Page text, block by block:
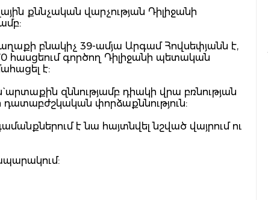
քննչական վարչության Դիլիջանի
բնակիչ 39-ամյա Արգամ Հովսեփյանն է,
հասցեում գործող Դիլիջանի պետական
է:
զննությամբ դիակի վրա բռնության
դատաբժշկական փորձաքննություն:
է նա հայտնվել նշված վայրում ու